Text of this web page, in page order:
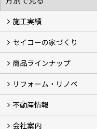
施工実績
フォトギャラリー
完工事例
お客様の声
セイコーの家づくり
家づくりコンセプト (2)
家づくりの特徴 (16)
□高性能住宅 (4)
□OMソーラーハウス (5)
□55歳からの家づくり
□わざわ座
□快適性 (4)
□光熱費 (3)
家づくりコラム
メンテナンス
商品ラインナップ
モデルハウス「Vita -ヴィ
リノベーション モデル
平屋の家
建築家とつくる家 (10)
リフォーム・リノベ
セイコーのリフォーム・
もっと知りたい、セイコ
不動産情報
田宮・矢三の不動産なら
土地・中古住宅情報
賃貸情報
実家相続
ECOTOWN西矢三第3期
会社案内